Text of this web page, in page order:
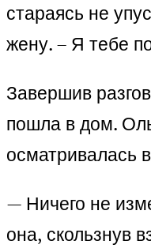
стараясь не
жену. – Я тебе
Завершив
пошла в дом.
осматривалась
— Ничего не
она, скользнув